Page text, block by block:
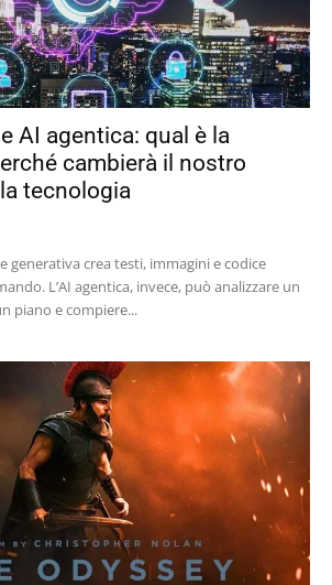
AI agentica: qual è la
cambierà il nostro
tecnologia
generativa crea testi, immagini e codice
L’AI agentica, invece, può analizzare un
piano e compiere...